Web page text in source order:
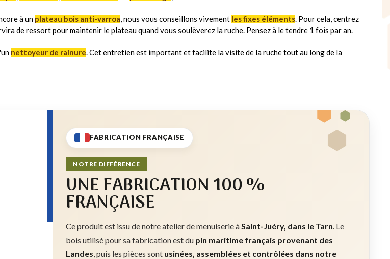
à un plateau bois anti-varroa, nous vous conseillons vivement les fixes éléments. Pour cela, centrez
de ressort pour maintenir le plateau quand vous soulèverez la ruche. Pensez à le tendre 1 fois par an.
nettoyeur de rainure. Cet entretien est important et facilite la visite de la ruche tout au long de la
FABRICATION FRANÇAISE
NOTRE DIFFÉRENCE
UNE FABRICATION 100 %
FRANÇAISE
Ce produit est issu de notre atelier de menuiserie à Saint-Juéry, dans le Tarn . Le
bois utilisé pour sa fabrication est du pin maritime français provenant des
Landes , puis les pièces sont usinées, assemblées et contrôlées dans notre